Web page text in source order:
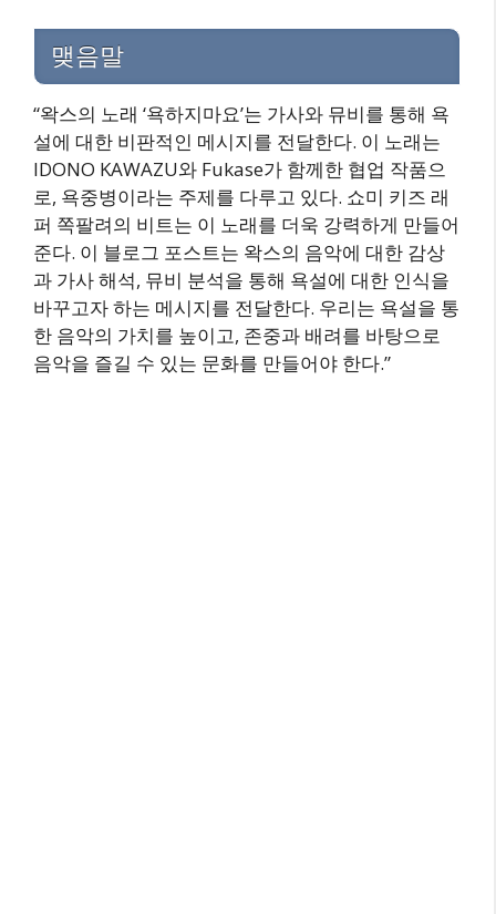
맺음말
“왁스의 노래 ‘욕하지마요’는 가사와 뮤비를 통해 욕
설에 대한 비판적인 메시지를 전달한다. 이 노래는
IDONO KAWAZU와 Fukase가 함께한 협업 작품으
로, 욕중병이라는 주제를 다루고 있다. 쇼미 키즈 래
퍼 쪽팔려의 비트는 이 노래를 더욱 강력하게 만들어
준다. 이 블로그 포스트는 왁스의 음악에 대한 감상
과 가사 해석, 뮤비 분석을 통해 욕설에 대한 인식을
바꾸고자 하는 메시지를 전달한다. 우리는 욕설을 통
한 음악의 가치를 높이고, 존중과 배려를 바탕으로
음악을 즐길 수 있는 문화를 만들어야 한다.”